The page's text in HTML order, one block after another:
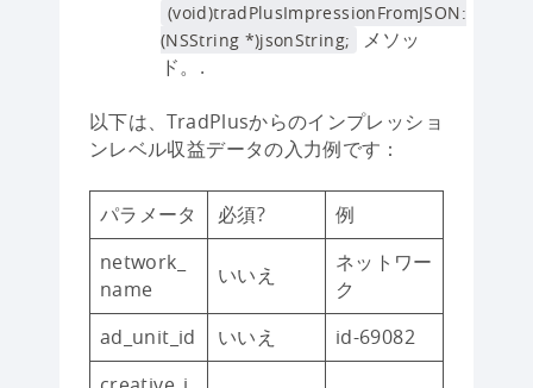
(void)tradPlusImpressionFromJSON:
(NSString *)jsonString;
メソッ
ド。.
以下は、TradPlusからのインプレッショ
ンレベル収益データの入力例です：
パラメータ 必須?
例
network_
name
いいえ
ネットワー
ク
ad_unit_id
いいえ
id-69082